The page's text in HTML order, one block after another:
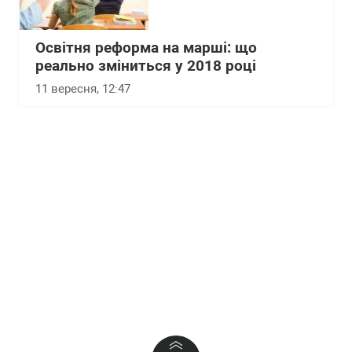
Освітня реформа на марші: що
реально зміниться у 2018 році
11 вересня, 12:47